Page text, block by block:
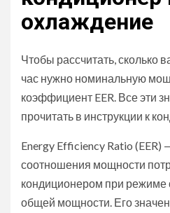
охлаждение
Чтобы рассчитать, сколько
час нужно номинальную
коэффициент EER. Все эти
прочитать в инструкции к
Energy Efficiency Ratio
соотношения мощности
кондиционером при режиме
общей мощности. Его